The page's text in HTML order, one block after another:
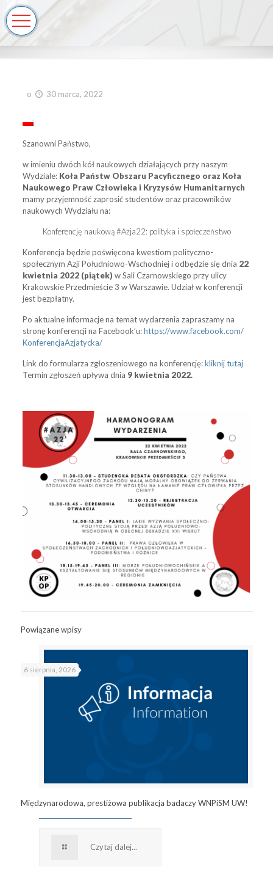
o 30 marca, 2022
Szanowni Państwo,
w imieniu dwóch kół naukowych działających przy naszym
Wydziale: Koła Państw Obszaru Pacyficznego oraz Koła
Naukowego Praw Człowieka i Kryzysów Humanitarnych
mamy przyjemność zaprosić studentów oraz pracowników
naukowych Wydziału na:
Konferencję naukową #Azja22: polityka i społeczeństwo
Konferencja będzie poświęcona kwestiom polityczno-
społecznym Azji Południowo-Wschodniej i odbędzie się dnia 22
kwietnia 2022 (piątek)w Sali Czarnowskiego przy ulicy
Krakowskie Przedmieście 3 w Warszawie. Udział w konferencji
jest bezpłatny.
Po aktualne informacje na temat wydarzenia zapraszamy na
stronę konferencji na Facebook’u:https://www.facebook.com/
KonferencjaAzjatycka/
Link do formularza zgłoszeniowego na konferencję:kliknij tutaj
Termin zgłoszeń upływa dnia 9 kwietnia 2022.
Powiązane wpisy
6 sierpnia, 2026
Międzynarodowa, prestiżowa publikacja badaczy WNPiSM UW!
Czytaj dalej...